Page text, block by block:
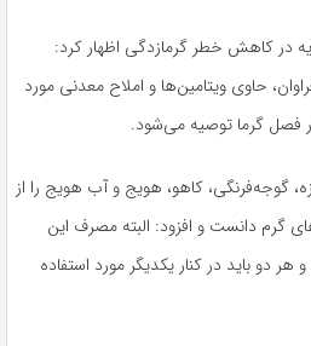
در کاهش خطر گرمازدگی اظهار کرد:
حاوی ویتامین‌ها و املاح معدنی مورد
فصل گرما توصیه می‌شود.
گوجه‌فرنگی، کاهو، هویج و آب هویج را از
گرم دانست و افزود: البته مصرف این
دو باید در کنار یکدیگر مورد استفاده